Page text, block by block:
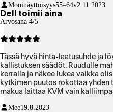
asetella hyvin, jottei näyttöä
tällä sinänsä on merkitystä).
hieman hankala käynnistellä ja
on kuitenkin hyvätasoinen ja
Moninäyttöisyys55–64v2.11.2023
Dell toimii aina
Arvosana 4/5
Tässä hyvä hinta-laatusuhde ja
kallistuksen säädöt. Ruudulle
kerralla ja näkee lukea vaikka
kytkimen puutos rokottaa yhden
makua laittaa KVM vain
Mee19.8.2023